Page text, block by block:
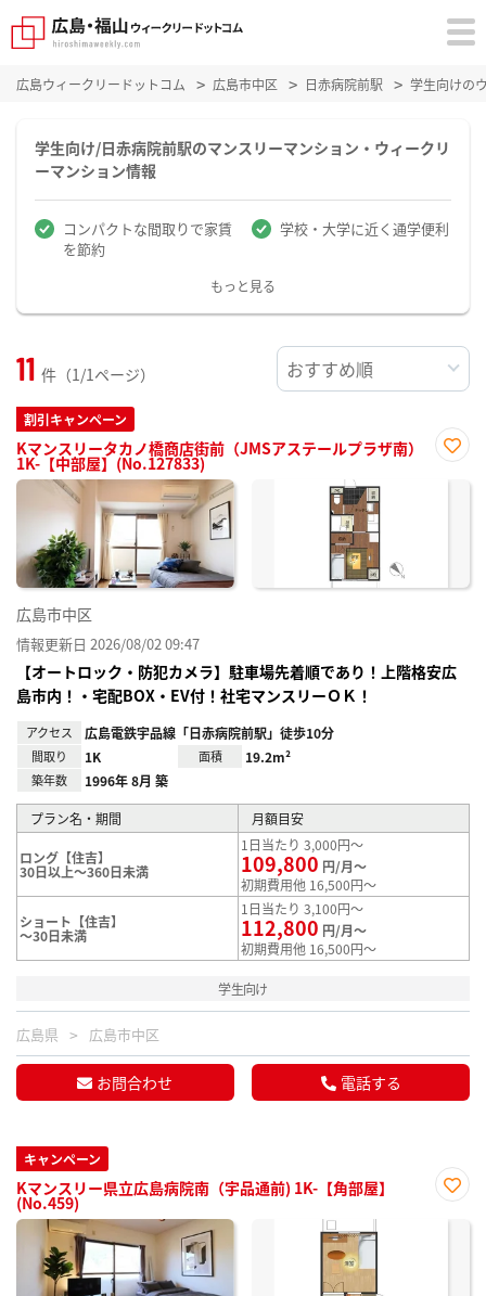
広島ウィークリードットコム 広島市中区 日赤病院前駅 学生向けの
学生向け/日赤病院前駅のマンスリーマンション・ウィークリ
ーマンション情報
コンパクトな間取りで家賃
を節約
学校・大学に近く通学便利
もっと見る
11 件（1/1ページ）
割引キャンペーン
Kマンスリータカノ橋商店街前（JMSアステールプラザ南）
1K-【中部屋】(No.127833)
に入
広島市中区
情報更新日 2026/08/02 09:47
【オートロック・防犯カメラ】駐車場先着順であり！上階格安広
島市内！・宅配BOX・EV付！社宅マンスリーＯＫ！
アクセス 広島電鉄宇品線「日赤病院前駅」徒歩10分
間取り 1K 面積 19.2m²
築年数 1996年 8月 築
プラン名・期間 月額目安
ロング【住吉】
30日以上～360日未満
1日当たり 3,000円～
109,800 円/月～
初期費用他 16,500円～
ショート【住吉】
～30日未満
1日当たり 3,100円～
112,800 円/月～
初期費用他 16,500円～
学生向け
広島県 広島市中区
お問合わせ 電話する
キャンペーン
Kマンスリー県立広島病院南（宇品通前) 1K-【角部屋】
(No.459)
に入